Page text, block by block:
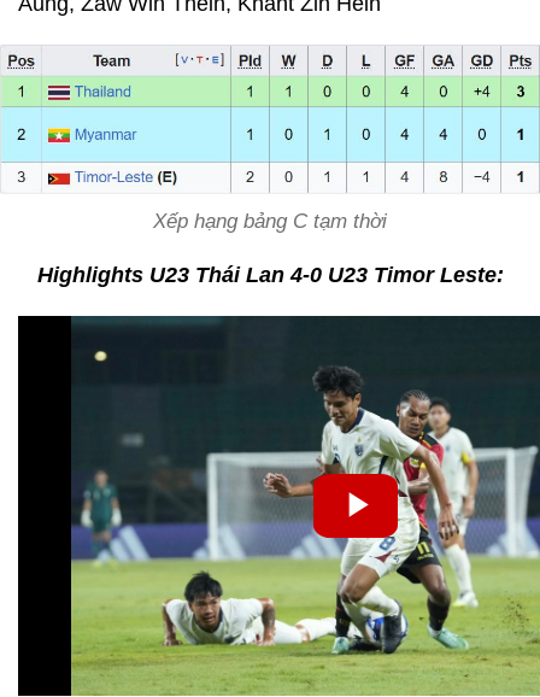
Xếp hạng bảng C tạm thời
Highlights U23 Thái Lan 4-0 U23 Timor Leste: